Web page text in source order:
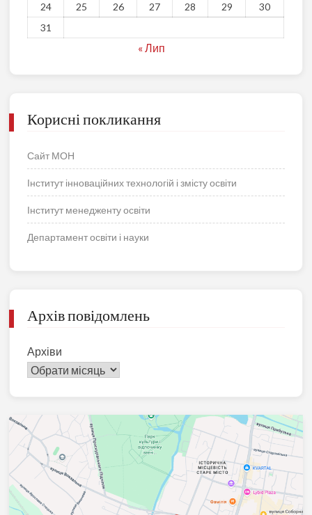
24
25 26 27 28 29
30
31
« Лип
Корисні покликання
Сайт МОН
Інститут інноваційних технологій і змісту освіти
Інститут менедженту освіти
Департамент освіти і науки
Архів повідомлень
Архіви